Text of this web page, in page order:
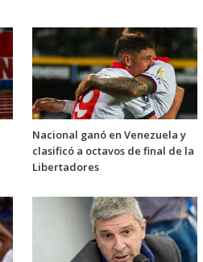
Nacional ganó en Venezuela y
clasificó a octavos de final de la
Libertadores